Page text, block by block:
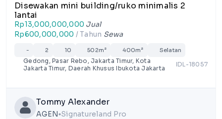
Disewakan mini building/ruko minimalis 2
lantai
Rp13,000,000,000 Jual
Rp600,000,000 / Tahun Sewa
- 2 10 502m² 400m² Selatan
Gedong, Pasar Rebo, Jakarta Timur, Kota
Jakarta Timur, Daerah Khusus Ibukota Jakarta
IDL-18057
Tommy Alexander
AGEN lens Signatureland Pro